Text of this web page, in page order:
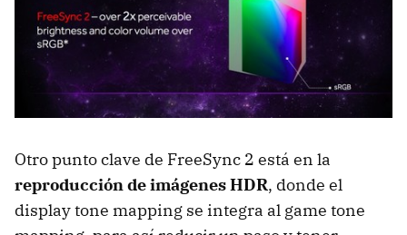
Otro punto clave de FreeSync 2 está en la
reproducción de imágenes HDR, donde el
display tone mapping se integra al game tone